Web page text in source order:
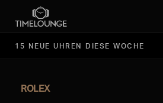
15 NEUE UHREN DIESE WOCHE
ROLEX